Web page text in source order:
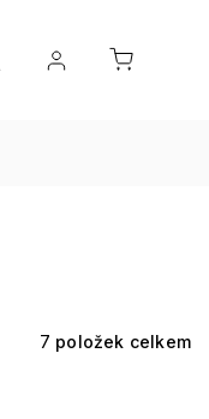
Doplňky
7 položek celkem